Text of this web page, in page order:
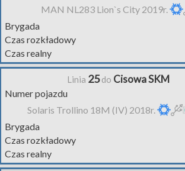
MAN NL283 Lion`s City 2019r.
Brygada
Czas rozkładowy
Czas realny
Linia 25do Cisowa SKM
Numer pojazdu
Solaris Trollino 18M (IV) 2018r.
Brygada
Czas rozkładowy
Czas realny